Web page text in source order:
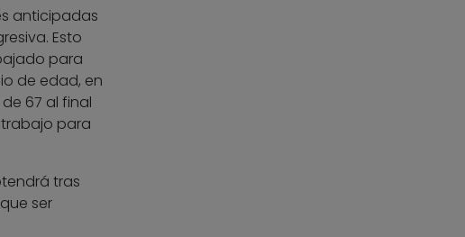
anticipadas
Esto
para
de edad, en
67 al final
para
tras
ser